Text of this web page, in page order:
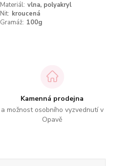
Materiál: vlna, polyakryl
Nit: kroucená
Gramáž: 100g
Kamenná prodejna
a možnost osobního vyzvednutí v
Opavě